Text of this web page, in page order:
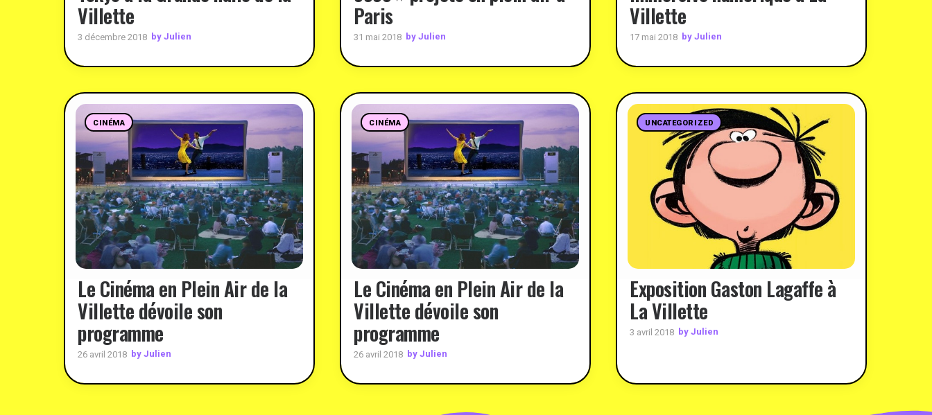
Villette
3 décembre 2018 by Julien
Paris
31 mai 2018 by Julien
Villette
17 mai 2018 by Julien
CINÉMA
Le Cinéma en Plein Air de la
Villette dévoile son
programme
26 avril 2018 by Julien
CINÉMA
Le Cinéma en Plein Air de la
Villette dévoile son
programme
26 avril 2018 by Julien
UNCATEGORIZED
Exposition Gaston Lagaffe à
La Villette
3 avril 2018 by Julien